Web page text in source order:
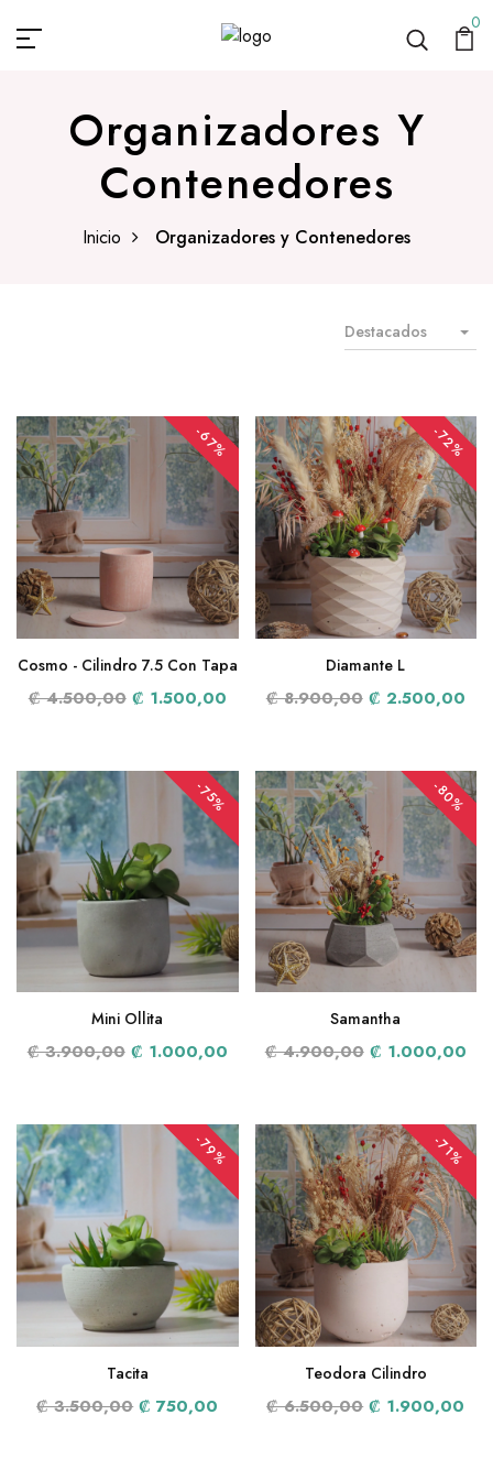
0
Organizadores Y
Contenedores
Inicio Organizadores y Contenedores
Destacados
-67%
Cosmo - Cilindro 7.5 Con Tapa
₡ 4.500,00 ₡ 1.500,00
-72%
Diamante L
₡ 8.900,00 ₡ 2.500,00
-75%
Mini Ollita
₡ 3.900,00 ₡ 1.000,00
-80%
Samantha
₡ 4.900,00 ₡ 1.000,00
-79%
Tacita
₡ 3.500,00 ₡ 750,00
-71%
Teodora Cilindro
₡ 6.500,00 ₡ 1.900,00